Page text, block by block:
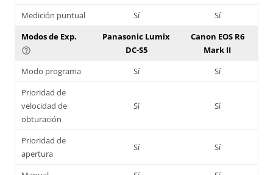
Medición puntual
Sí
Sí
Modos de Exp.
help_outline
Panasonic Lumix
DC-S5
Canon EOS R6
Mark II
Modo programa
Sí
Sí
Prioridad de
velocidad de
obturación
Sí Sí
Prioridad de
apertura
Sí Sí